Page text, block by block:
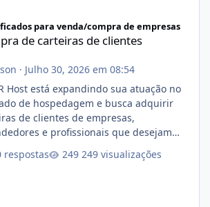
de clientes
para venda/compra de empresas
de carteiras de clientes
· Julho 30, 2026 em 08:54
Host está expandindo sua atuação no
de hospedagem e busca adquirir
de clientes de empresas,
e profissionais que desejam
Se você possui clientes ativos de
respostas 249 visualizações